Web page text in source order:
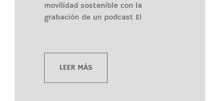
movilidad sostenible con la
grabación de un podcast El
LEER MÁS